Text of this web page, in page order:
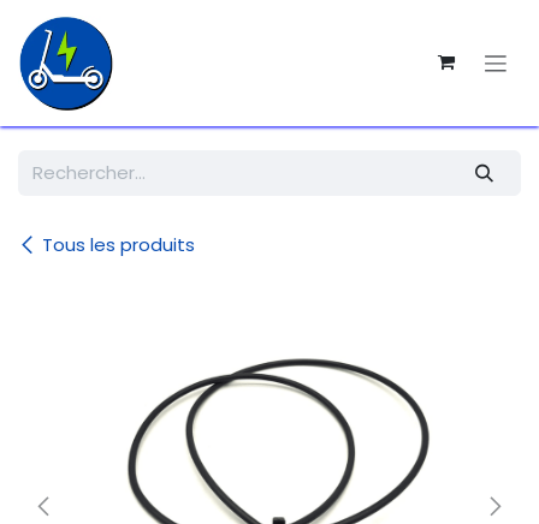
Tous les produits